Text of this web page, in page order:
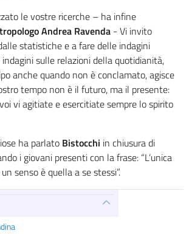
le vostre ricerche – ha infine
Andrea Ravenda - Vi invito
statistiche e a fare delle indagini
sulle relazioni della quotidianità,
anche quando non è conclamato, agisce
tempo non è il futuro, ma il presente:
vi agitiate e esercitiate sempre lo spirito
ha parlato Bistocchi in chiusura di
i giovani presenti con la frase: “L’unica
senso è quella a se stessi”.